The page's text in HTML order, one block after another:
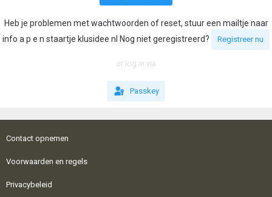
Heb je problemen met wachtwoorden of reset, stuur een mailtje naar
info a p e n staartje klusidee nl Nog niet geregistreerd?
Registreer nu
or log in via
Passkey
Contact opnemen
Voorwaarden en regels
Privacybeleid